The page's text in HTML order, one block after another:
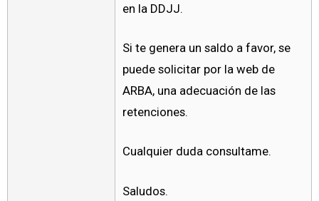
en la DDJJ.
Si te genera un saldo a favor, se
puede solicitar por la web de
ARBA, una adecuación de las
retenciones.
Cualquier duda consultame.
Saludos.